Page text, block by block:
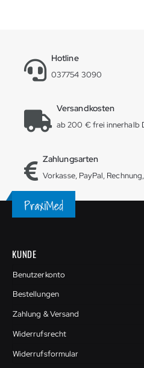
Hotline
037754 3090
Versandkosten
ab 200 € frei innerhalb
Zahlungsarten
Vorkasse, PayPal,
KUNDE
Benutzerkonto
Bestellungen
Zahlung & Versand
Widerrufsrecht
Widerrufsformular